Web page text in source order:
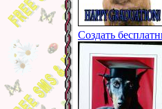
Создать